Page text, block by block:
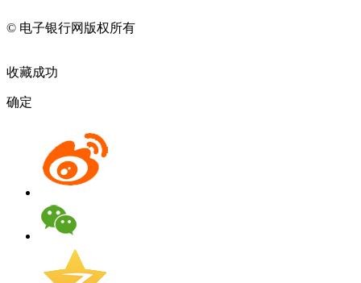
© 电子银行网版权所有
收藏成功
确定